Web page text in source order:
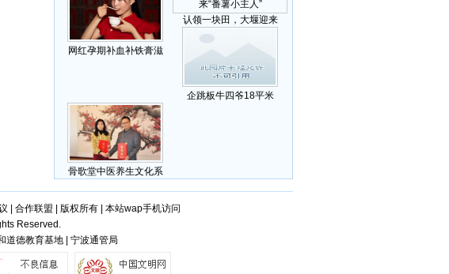
网红孕期补血补铁膏滋
认领一块田，大堰迎来
企跳板牛四爷18平米
骨歌堂中医养生文化系
合作联盟 版权所有| 本站wap手机访问
Reserved.
道德教育基地 | 宁波通管局